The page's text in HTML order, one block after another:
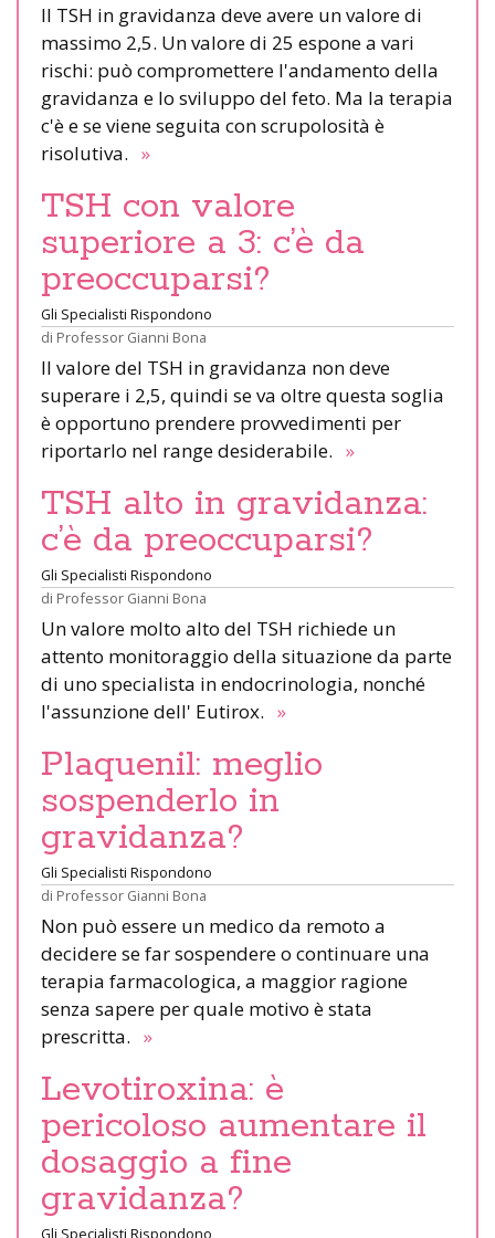
Il TSH in gravidanza deve avere un valore di
massimo 2,5. Un valore di 25 espone a vari
rischi: può compromettere l'andamento della
gravidanza e lo sviluppo del feto. Ma la terapia
c'è e se viene seguita con scrupolosità è
risolutiva. »
TSH con valore
superiore a 3: c’è da
preoccuparsi?
Gli Specialisti Rispondono
di Professor Gianni Bona
Il valore del TSH in gravidanza non deve
superare i 2,5, quindi se va oltre questa soglia
è opportuno prendere provvedimenti per
riportarlo nel range desiderabile. »
TSH alto in gravidanza:
c’è da preoccuparsi?
Gli Specialisti Rispondono
di Professor Gianni Bona
Un valore molto alto del TSH richiede un
attento monitoraggio della situazione da parte
di uno specialista in endocrinologia, nonché
l'assunzione dell' Eutirox. »
Plaquenil: meglio
sospenderlo in
gravidanza?
Gli Specialisti Rispondono
di Professor Gianni Bona
Non può essere un medico da remoto a
decidere se far sospendere o continuare una
terapia farmacologica, a maggior ragione
senza sapere per quale motivo è stata
prescritta. »
Levotiroxina: è
pericoloso aumentare il
dosaggio a fine
gravidanza?
Gli Specialisti Rispondono